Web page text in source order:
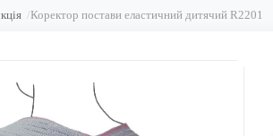
Коректор постави еластичний дитячий R2201